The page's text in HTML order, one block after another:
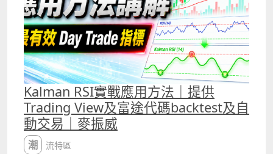
Kalman RSI實戰應用方法｜提供
Trading View及富途代碼backtest及自
動交易｜麥振威
潮流特區